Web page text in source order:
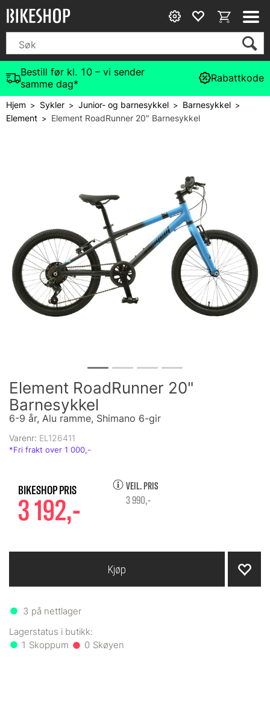
Bestill før kl. 10 – vi sender
samme dag*
Rabattkode
Hjem> Sykler>Junior- og barnesykkel > Barnesykkel >
Element> Element RoadRunner 20" Barnesykkel
Element RoadRunner 20"
Barnesykkel
6-9 år, Alu ramme, Shimano 6-gir
Varenr: EL126411
3 192,-
VEIL. PRIS
3 990,-
3 på nettlager
1 0
Kjøp